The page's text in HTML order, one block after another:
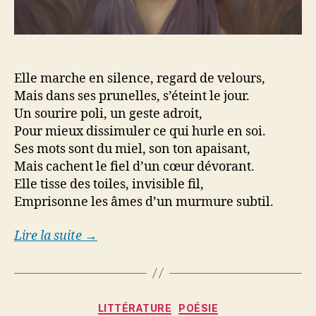
Elle marche en silence, regard de velours,
Mais dans ses prunelles, s’éteint le jour.
Un sourire poli, un geste adroit,
Pour mieux dissimuler ce qui hurle en soi.
Ses mots sont du miel, son ton apaisant,
Mais cachent le fiel d’un cœur dévorant.
Elle tisse des toiles, invisible fil,
Emprisonne les âmes d’un murmure subtil.
Lire la suite →
Catégories
LITTÉRATURE POÉSIE